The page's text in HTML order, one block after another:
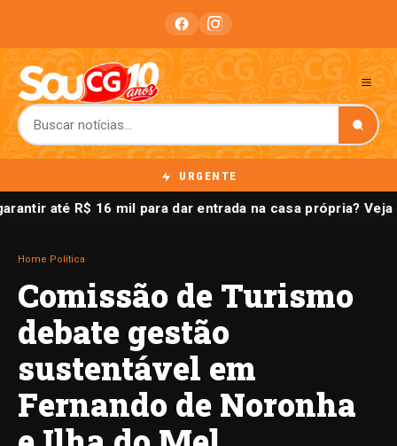
URGENTE
até R$ 16 mil para dar entrada na casa própria?
Home Política
Comissão de Turismo
debate gestão
sustentável em
Fernando de Noronha